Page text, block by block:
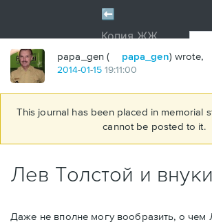
papa_gen ( papa_gen) wrote,
2014-01-15 19:11:00
This journal has been placed in memorial
cannot be posted to it.
Лев Толстой и внуки
Даже не вполне могу вообразить, о чем